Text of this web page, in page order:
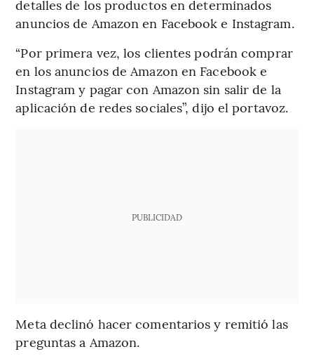
detalles de los productos en determinados
anuncios de Amazon en Facebook e Instagram.
“Por primera vez, los clientes podrán comprar
en los anuncios de Amazon en Facebook e
Instagram y pagar con Amazon sin salir de la
aplicación de redes sociales”, dijo el portavoz.
PUBLICIDAD
Meta declinó hacer comentarios y remitió las
preguntas a Amazon.